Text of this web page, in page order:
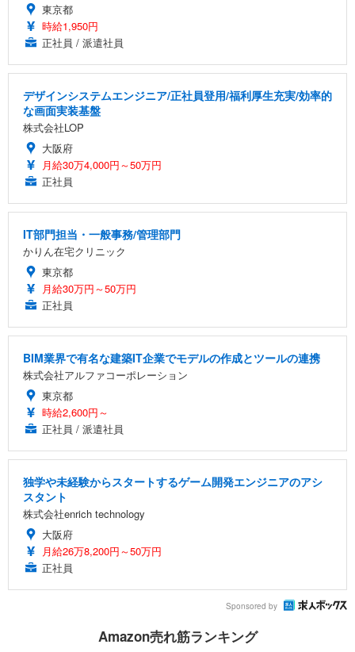
東京都
時給1,950円
正社員 / 派遣社員
デザインシステムエンジニア/正社員登用/福利厚生充実/効率的
な画面実装基盤
株式会社LOP
大阪府
月給30万4,000円～50万円
正社員
IT部門担当・一般事務/管理部門
かりん在宅クリニック
東京都
月給30万円～50万円
正社員
BIM業界で有名な建築IT企業でモデルの作成とツールの連携
株式会社アルファコーポレーション
東京都
時給2,600円～
正社員 / 派遣社員
独学や未経験からスタートするゲーム開発エンジニアのアシ
スタント
株式会社enrich technology
大阪府
月給26万8,200円～50万円
正社員
Sponsored by
Amazon売れ筋ランキング